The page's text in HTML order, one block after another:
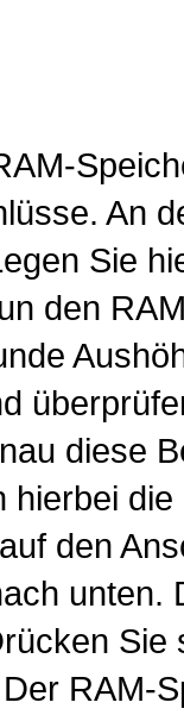
An
Sie
den
diese
hierbei
den
RAM-